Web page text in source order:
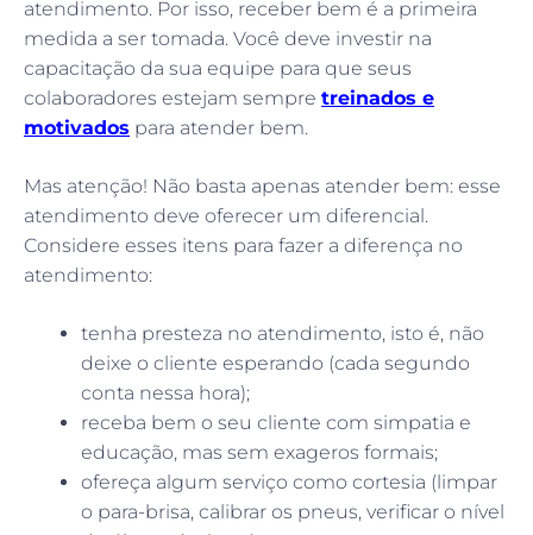
atendimento. Por isso, receber bem é a primeira
medida a ser tomada. Você deve investir na
capacitação da sua equipe para que seus
colaboradores estejam sempre treinados e
motivados para atender bem.
Mas atenção! Não basta apenas atender bem: esse
atendimento deve oferecer um diferencial.
Considere esses itens para fazer a diferença no
atendimento:
tenha presteza no atendimento, isto é, não
deixe o cliente esperando (cada segundo
conta nessa hora);
receba bem o seu cliente com simpatia e
educação, mas sem exageros formais;
ofereça algum serviço como cortesia (limpar
o para-brisa, calibrar os pneus, verificar o nível